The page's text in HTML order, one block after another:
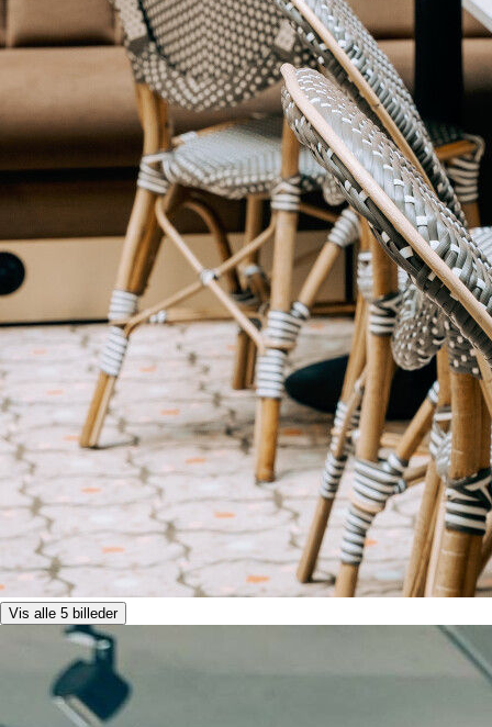
Vis alle 5 billeder